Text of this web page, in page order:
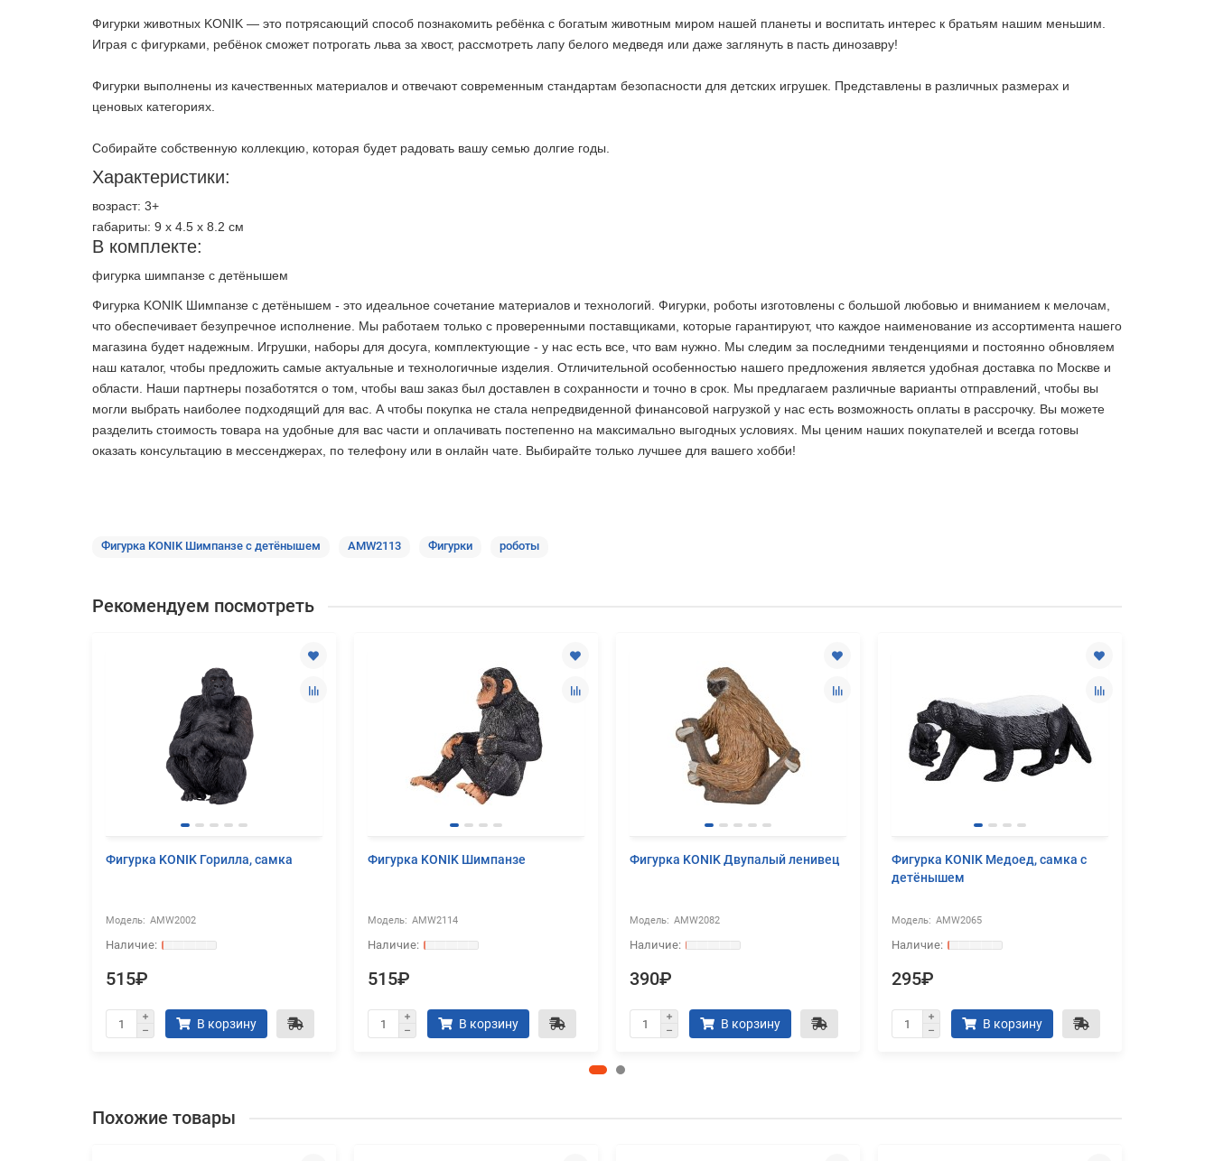
Фигурки животных KONIK — это потрясающий способ познакомить ребёнка с богатым животным миром нашей планеты и воспитать интерес к братьям нашим меньшим.
Играя с фигурками, ребёнок сможет потрогать льва за хвост, рассмотреть лапу белого медведя или даже заглянуть в пасть динозавру!
Фигурки выполнены из качественных материалов и отвечают современным стандартам безопасности для детских игрушек. Представлены в различных размерах и
ценовых категориях.
Собирайте собственную коллекцию, которая будет радовать вашу семью долгие годы.
Характеристики:
возраст: 3+
габариты: 9 х 4.5 х 8.2 см
В комплекте:
фигурка шимпанзе с детёнышем
Фигурка KONIK Шимпанзе с детёнышем - это идеальное сочетание материалов и технологий. Фигурки, роботы изготовлены с большой любовью и вниманием к мелочам,
что обеспечивает безупречное исполнение. Мы работаем только с проверенными поставщиками, которые гарантируют, что каждое наименование из ассортимента нашего
магазина будет надежным. Игрушки, наборы для досуга, комплектующие - у нас есть все, что вам нужно. Мы следим за последними тенденциями и постоянно обновляем
наш каталог, чтобы предложить самые актуальные и технологичные изделия. Отличительной особенностью нашего предложения является удобная доставка по Москве и
области. Наши партнеры позаботятся о том, чтобы ваш заказ был доставлен в сохранности и точно в срок. Мы предлагаем различные варианты отправлений, чтобы вы
могли выбрать наиболее подходящий для вас. А чтобы покупка не стала непредвиденной финансовой нагрузкой у нас есть возможность оплаты в рассрочку. Вы можете
разделить стоимость товара на удобные для вас части и оплачивать постепенно на максимально выгодных условиях. Мы ценим наших покупателей и всегда готовы
оказать консультацию в мессенджерах, по телефону или в онлайн чате. Выбирайте только лучшее для вашего хобби!
Фигурка KONIK Шимпанзе с детёнышем AMW2113 Фигурки роботы
Рекомендуем посмотреть
Фигурка KONIK Горилла, самка
AMW2002
515₽
В корзину
Фигурка KONIK Шимпанзе
AMW2114
515₽
В корзину
Фигурка KONIK Двупалый ленивец
AMW2082
390₽
В корзину
Фигурка KONIK Медоед, самка с
детёнышем
AMW2065
295₽
В корзину
Похожие товары
2 недели